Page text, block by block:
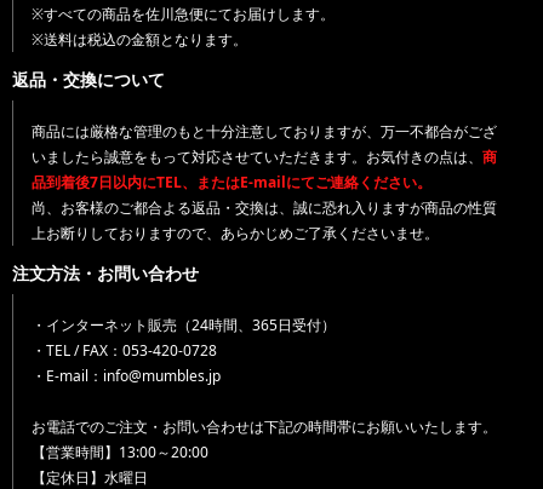
※すべての商品を佐川急便にてお届けします。
※送料は税込の金額となります。
返品・交換について
商品には厳格な管理のもと十分注意しておりますが、万一不都合がござ
いましたら誠意をもって対応させていただきます。お気付きの点は、 商
品到着後7日以内にTEL、またはE-mailにてご連絡ください。
尚、お客様のご都合よる返品・交換は、誠に恐れ入りますが商品の性質
上お断りしておりますので、あらかじめご了承くださいませ。
注文方法・お問い合わせ
・インターネット販売（24時間、365日受付）
・TEL / FAX：053-420-0728
・E-mail：info@mumbles.jp
お電話でのご注文・お問い合わせは下記の時間帯にお願いいたします。
【営業時間】13:00～20:00
【定休日】水曜日